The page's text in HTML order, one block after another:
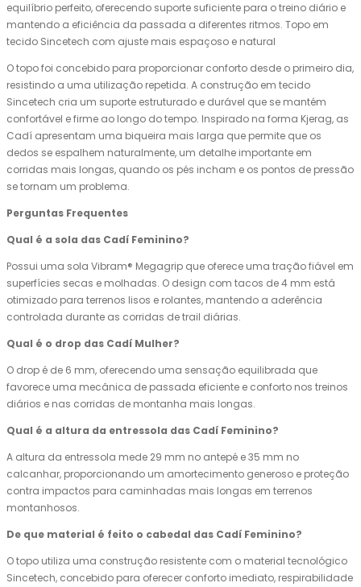
equilíbrio perfeito, oferecendo suporte suficiente para o treino diário e
mantendo a eficiência da passada a diferentes ritmos. Topo em
tecido Sincetech com ajuste mais espaçoso e natural
O topo foi concebido para proporcionar conforto desde o primeiro dia,
resistindo a uma utilização repetida. A construção em tecido
Sincetech cria um suporte estruturado e durável que se mantém
confortável e firme ao longo do tempo. Inspirado na forma Kjerag, as
Cadí apresentam uma biqueira mais larga que permite que os
dedos se espalhem naturalmente, um detalhe importante em
corridas mais longas, quando os pés incham e os pontos de pressão
se tornam um problema.
Perguntas Frequentes
Qual é a sola das Cadí Feminino?
Possui uma sola Vibram® Megagrip que oferece uma tração fiável em
superfícies secas e molhadas. O design com tacos de 4 mm está
otimizado para terrenos lisos e rolantes, mantendo a aderência
controlada durante as corridas de trail diárias.
Qual é o drop das Cadí Mulher?
O drop é de 6 mm, oferecendo uma sensação equilibrada que
favorece uma mecânica de passada eficiente e conforto nos treinos
diários e nas corridas de montanha mais longas.
Qual é a altura da entressola das Cadí Feminino?
A altura da entressola mede 29 mm no antepé e 35 mm no
calcanhar, proporcionando um amortecimento generoso e proteção
contra impactos para caminhadas mais longas em terrenos
montanhosos.
De que material é feito o cabedal das Cadí Feminino?
O topo utiliza uma construção resistente com o material tecnológico
Sincetech, concebido para oferecer conforto imediato, respirabilidade